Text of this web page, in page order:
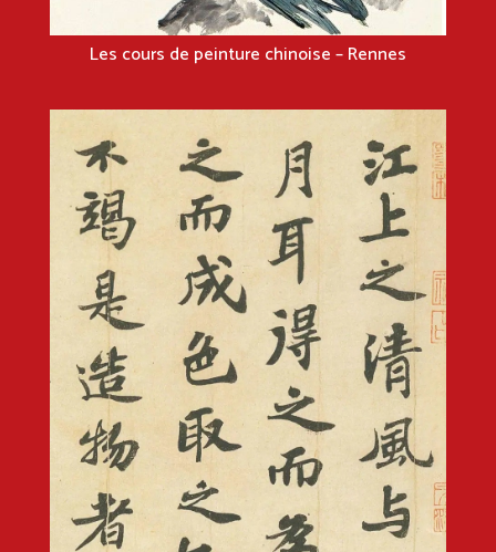
Les cours de peinture chinoise – Rennes